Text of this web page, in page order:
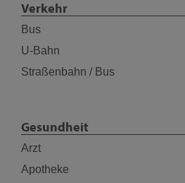
Verkehr
Bus
U-Bahn
Straßenbahn / Bus
Gesundheit
Arzt
Apotheke